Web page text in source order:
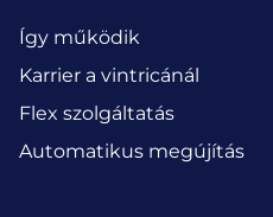
Így működik
Karrier a vintricánál
Flex szolgáltatás
Automatikus megújítás